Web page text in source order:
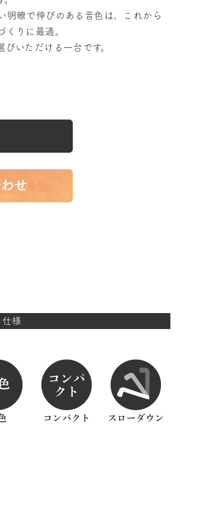
明瞭で伸びのある音色は、これから
くりに最適。
いただける一台です。
仕様